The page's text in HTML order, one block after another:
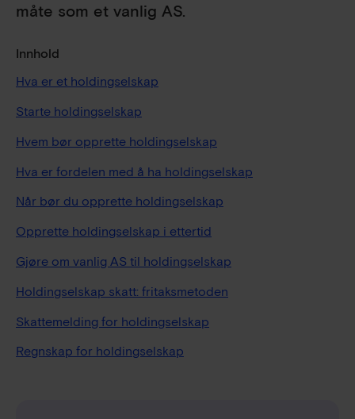
måte som et vanlig AS.
Innhold
Hva er et holdingselskap
Starte holdingselskap
Hvem bør opprette holdingselskap
Hva er fordelen med å ha holdingselskap
Når bør du opprette holdingselskap
Opprette holdingselskap i ettertid
Gjøre om vanlig AS til holdingselskap
Holdingselskap skatt: fritaksmetoden
Skattemelding for holdingselskap
Regnskap for holdingselskap